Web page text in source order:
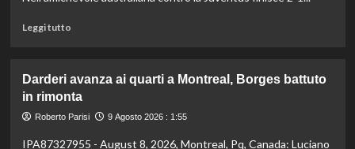
difendere
gli
ori
Roma
Leggi tuttoLeggi
All’Inter
il
primo
d’Italia
Darderi avanza ai quarti a Montreal, Borges battuto
in rimonta
Roberto Parisi 9 Agosto 2026 : 1:55
IPA87327955 - August 8, 2026, Montreal, Pq, Canada: Luciano